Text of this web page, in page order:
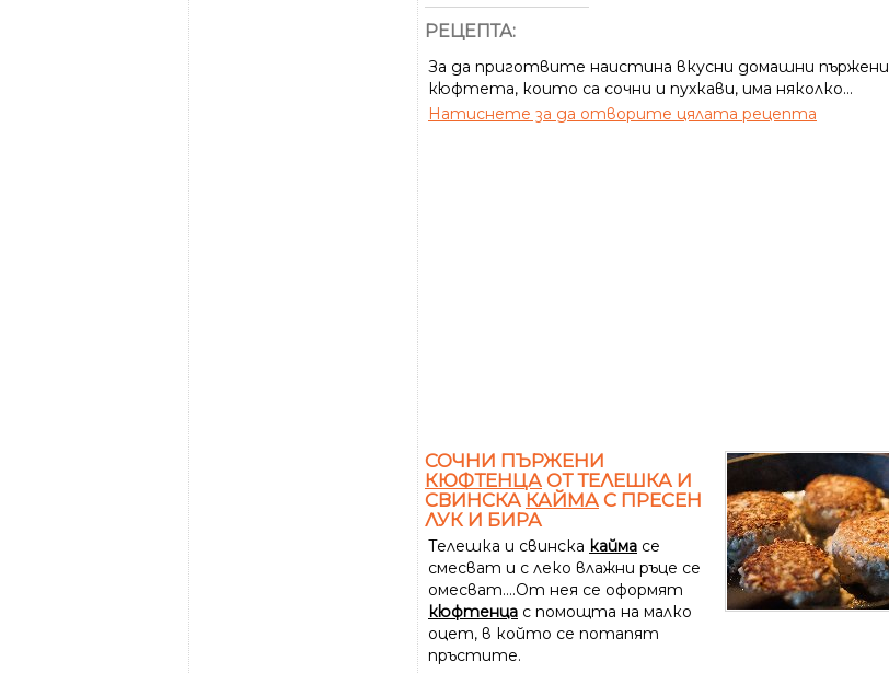
РЕЦЕПТА:
За да приготвите наистина вкусни домашни пържени
кюфтета, които са сочни и пухкави, има няколко...
Натиснете за да отворите цялата рецепта
СОЧНИ ПЪРЖЕНИ
КЮФТЕНЦА ОТ ТЕЛЕШКА И
СВИНСКА КАЙМА С ПРЕСЕН
ЛУК И БИРА
Телешка и свинска кайма се
смесват и с леко влажни ръце се
омесват....От нея се оформят
кюфтенца с помощта на малко
оцет, в който се потапят
пръстите.